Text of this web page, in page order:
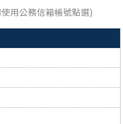
用公務信箱帳號點選)